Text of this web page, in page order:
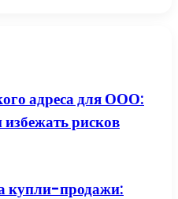
адреса для ООО:
рисков
купли-продажи: